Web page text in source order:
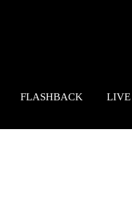
FLASHBACK LIVE